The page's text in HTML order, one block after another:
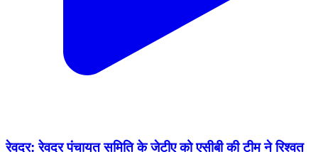
रेवदर: रेवदर पंचायत समिति के जेटीए को एसीबी की टीम ने रिश्वत